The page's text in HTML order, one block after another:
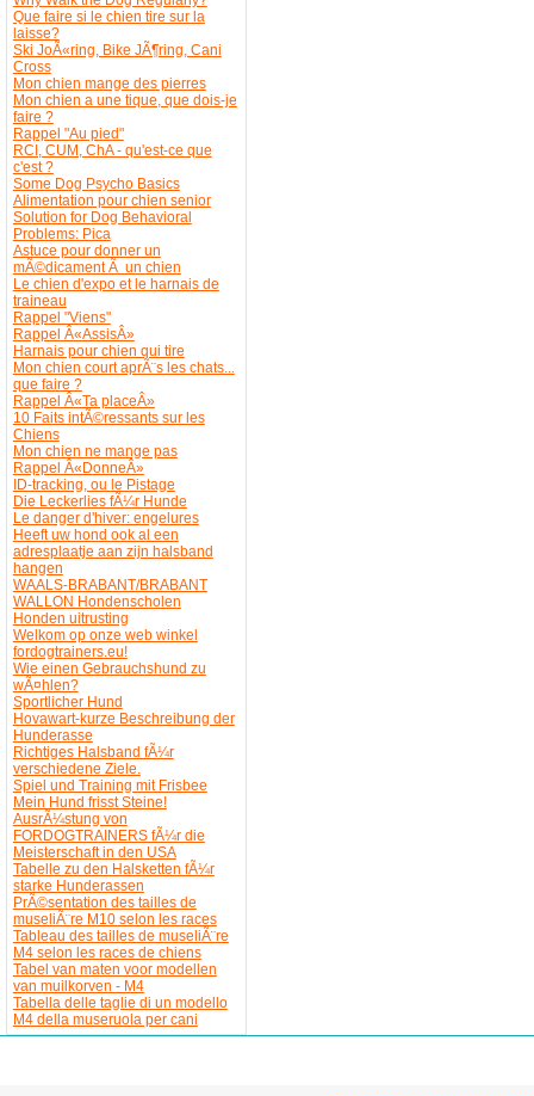
Que faire si le chien tire sur la
laisse?
Ski JoÃ«ring, Bike JÃ¶ring, Cani
Cross
Mon chien mange des pierres
Mon chien a une tique, que dois-je
faire ?
Rappel "Au pied"
RCI, CUM, ChA - qu'est-ce que
c'est ?
Some Dog Psycho Basics
Alimentation pour chien senior
Solution for Dog Behavioral
Problems: Pica
Astuce pour donner un
mÃ©dicament Ã un chien
Le chien d'expo et le harnais de
traineau
Rappel "Viens"
Rappel Â«AssisÂ»
Harnais pour chien qui tire
Mon chien court aprÃ¨s les chats...
que faire ?
Rappel Â«Ta placeÂ»
10 Faits intÃ©ressants sur les
Chiens
Mon chien ne mange pas
Rappel Â«DonneÂ»
ID-tracking, ou le Pistage
Die Leckerlies fÃ¼r Hunde
Le danger d'hiver: engelures
Heeft uw hond ook al een
adresplaatje aan zijn halsband
hangen
WAALS-BRABANT/BRABANT
WALLON Hondenscholen
Honden uitrusting
Welkom op onze web winkel
fordogtrainers.eu!
Wie einen Gebrauchshund zu
wÃ¤hlen?
Sportlicher Hund
Hovawart-kurze Beschreibung der
Hunderasse
Richtiges Halsband fÃ¼r
verschiedene Ziele.
Spiel und Training mit Frisbee
Mein Hund frisst Steine!
AusrÃ¼stung von
FORDOGTRAINERS fÃ¼r die
Meisterschaft in den USA
Tabelle zu den Halsketten fÃ¼r
starke Hunderassen
PrÃ©sentation des tailles de
museliÃ¨re M10 selon les races
Tableau des tailles de museliÃ¨re
M4 selon les races de chiens
Tabel van maten voor modellen
van muilkorven - M4
Tabella delle taglie di un modello
M4 della museruola per cani